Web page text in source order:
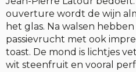
ouverture wordt de wijn
het glas. Na walsen
passievrucht met ook
toast. De mond is lichtjes
wit steenfruit en vooral